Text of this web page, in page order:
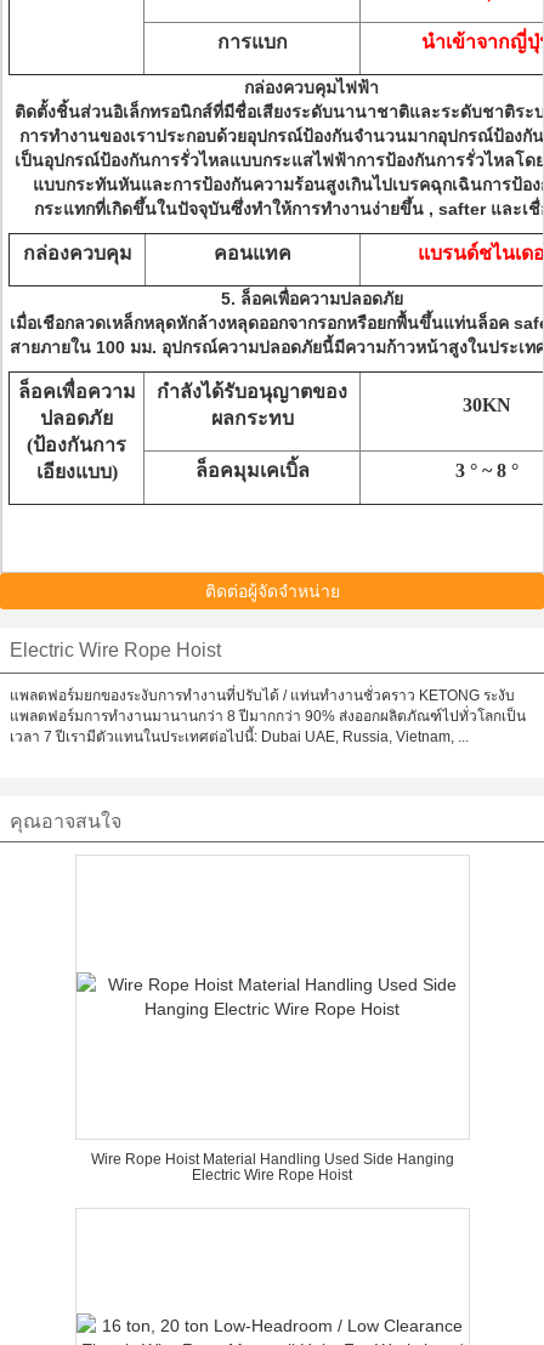
การแบก นำเข้าจากญี่ปุ่
กล่องควบคุมไฟฟ้า
ติดตั้งชิ้นส่วนอิเล็กทรอนิกส์ที่มีชื่อเสียงระดับนานาชาติและระดับชาติระ
การทำงานของเราประกอบด้วยอุปกรณ์ป้องกันจำนวนมากอุปกรณ์ป้องกั
เป็นอุปกรณ์ป้องกันการรั่วไหลแบบกระแสไฟฟ้าการป้องกันการรั่วไหลโด
แบบกระทันหันและการป้องกันความร้อนสูงเกินไปเบรคฉุกเฉินการป้อ
กระแทกที่เกิดขึ้นในปัจจุบันซึ่งทำให้การทำงานง่ายขึ้น , safter และเชื่
กล่องควบคุม คอนแทค แบรนด์ชไนเด
5. ล็อคเพื่อความปลอดภัย
เมื่อเชือกลวดเหล็กหลุดหักล้างหลุดออกจากรอกหรือยกพื้นขึ้นแท่นล็อค
สายภายใน 100 มม. อุปกรณ์ความปลอดภัยนี้มีความก้าวหน้าสูงในประเ
ล็อคเพื่อความ
ปลอดภัย
(ป้องกันการ
เอียงแบบ)
กำลังได้รับอนุญาตของ
ผลกระทบ
30KN
ล็อคมุมเคเบิ้ล 3 ° ~ 8 °
ติดต่อผู้จัดจำหน่าย
Electric Wire Rope Hoist
แพลตฟอร์มยกของระงับการทำงานที่ปรับได้ / แท่นทำงานชั่วคราว KETONG ระงับ
แพลตฟอร์มการทำงานมานานกว่า 8 ปีมากกว่า 90% ส่งออกผลิตภัณฑ์ไปทั่วโลกเป็น
เวลา 7 ปีเรามีตัวแทนในประเทศต่อไปนี้: Dubai UAE, Russia, Vietnam, ...
คุณอาจสนใจ
Wire Rope Hoist Material Handling Used Side Hanging
Electric Wire Rope Hoist